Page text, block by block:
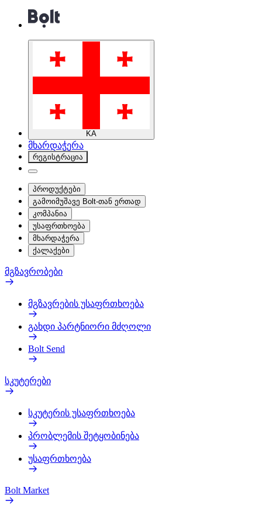
KA
მხარდაჭერა
რეგისტრაცია
პროდუქტები
გამოიმუშავე Bolt-თან ერთად
კომპანია
უსაფრთხოება
მხარდაჭერა
ქალაქები
მგზავრობები
მგზავრების უსაფრთხოება
გახდი პარტნიორი მძღოლი
Bolt Send
სკუტერები
სკუტერის უსაფრთხოება
პრობლემის შეტყობინება
უსაფრთხოება
Bolt Market